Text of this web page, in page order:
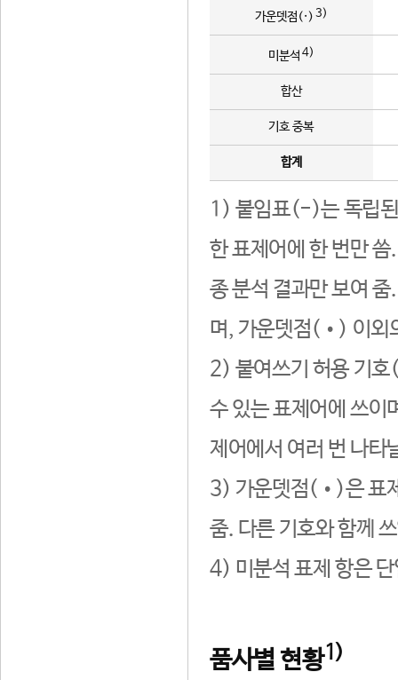
가운뎃점(·) 3)
미분석 4)
합산
기호 중복
합계
1) 붙임표(-)는 독립된
한 표제어에 한 번만
종 분석 결과만 보여
며, 가운뎃점(•) 이외
2) 붙여쓰기 허용 기호
수 있는 표제어에 쓰이
제어에서 여러 번 나타
3) 가운뎃점(•)은 표
줌. 다른 기호와 함께
4) 미분석 표제 항은
품사별 현황1)